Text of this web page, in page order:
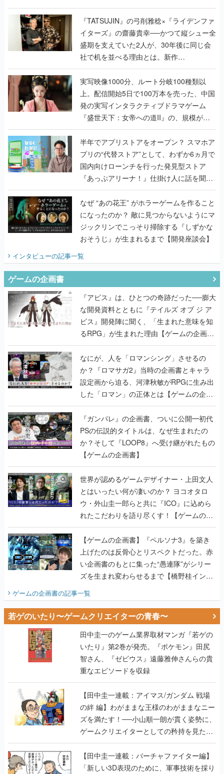
で作り込まれた理由を両ディレクターに聞
く
『TATSUJIN』の弓削雅稔×『ライデンファ
イターズ』の齋藤貴幸──かつて縦シュー全
盛期を支えていた2人が、30年後に同じ会
社で机を並べる理由とは。新作
『TATSUJIN EXTREME』で初タッグを組
んだレジェンド2人に訊く開発秘話
実写映像1000分、ルート分岐100種類以
上。配信開始5日で100万本を売った、中国
発の実写インタラクティブドラマゲーム
『盛世天下：女帝への道II』の、規模が違
うこだわりをプロデューサーに聞いた
半年でアプリストアをオープン？ スマホア
プリの“代替ストア”として、わずか6ヵ月で
国内向けローンチを行った発見型ストア
『あっぷアリーナ！』仕掛け人に話を聞い
てみた
なぜ “あの花王” がホラーゲームを作ること
になったのか？ 敵に見つからないようにマ
ジックリンでこっそり掃除する『しずかな
おそうじ』が生まれるまで【開発座談会】
インタビューの記事一覧
ゲームの企画書
『アビス』は、ひとつの奇跡だった──膨大
な開発資料とともに『テイルズ オブ ジ ア
ビス』開発陣に聞く、「生まれた意味を知
るRPG」が生まれた理由【ゲームの企画
書】
なにが、人を「ロマンシング」させるの
か？『ロマサガ2』当時の企画書とキャラ
設定画から迫る、河津秋敏がRPGに生み出
した「ロマン」の正体とは【ゲームの企画
書】
『ガンパレ』の企画書、ついに公開━初代
PSの伝説的タイトルは、なぜ生まれたの
か？そして『LOOP8』へ受け継がれたもの
【ゲームの企画書】
世界が認めるゲームデザイナー・上田文人
とはいったい何が凄いのか？ ヨコオタロ
ウ・外山圭一郎らと共に『ICO』に込めら
れたこだわりを語り尽くす！【ゲームの企
画書】
【ゲームの企画書】『ペルソナ3』を築き
上げたのは反骨心とリスペクトだった。赤
い企画書のもとに集った“愚連隊”がシリー
ズを生まれ変わらせるまで【橋野桂インタ
ビュー】
ゲームの企画書の記事一覧
若ゲのいたり〜ゲームクリエイターの青春〜
田中圭一のゲーム業界取材マンガ『若ゲの
いたり』第2巻が発売。『ポケモン』田尻
智さん、『ゼビウス』遠藤雅伸さんらの貴
重なエピソードを収録
【田中圭一連載：アイマス/ガンダム 戦場
の絆 編】わがままな王様のわがままなニー
ズを満たす！──小山順一朗が貫く姿勢に、
ゲームクリエイターとしての矜持を見た
【若ゲのいたり最終回】
【田中圭一連載：バーチャファイター編】
「新しい3D表現のために、軍事技術を採り